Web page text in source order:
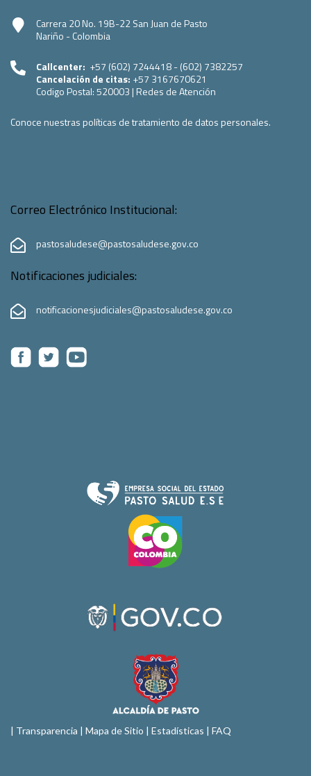
Carrera 20 No. 19B-22 San Juan de Pasto
Nariño - Colombia
Callcenter: +57 (602) 7244418 - (602) 7382257
Cancelación de citas: +57 3167670621
Codigo Postal:520003 | Redes de Atención
Conoce nuestras políticas de tratamiento de datos personales.
Correo Electrónico Institucional:
pastosaludese@pastosaludese.gov.co
Notificaciones judiciales:
notificacionesjudiciales@pastosaludese.gov.co
| Transparencia | Mapa de Sitio | Estadísticas | FAQ